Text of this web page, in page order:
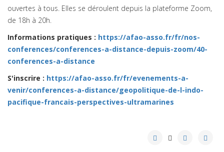
ouvertes à tous. Elles se déroulent depuis la plateforme Zoom,
de 18h à 20h.
Informations pratiques : https://afao-asso.fr/fr/nos-
conferences/conferences-a-distance-depuis-zoom/40-
conferences-a-distance
S'inscrire : https://afao-asso.fr/fr/evenements-a-
venir/conferences-a-distance/geopolitique-de-l-indo-
pacifique-francais-perspectives-ultramarines